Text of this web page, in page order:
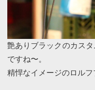
艶ありブラックのカス
ですね〜。
精悍なイメージのロルフ